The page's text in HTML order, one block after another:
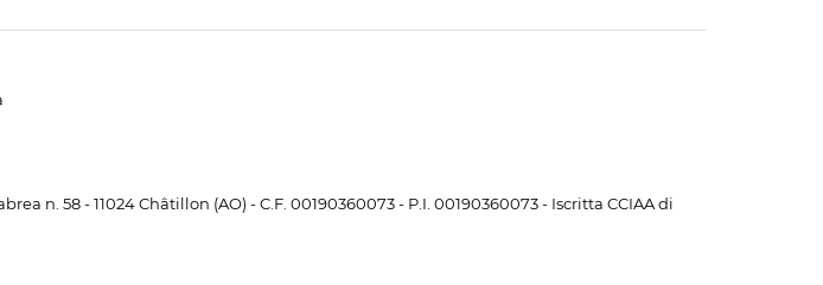
n. 58 - 11024 Châtillon (AO) - C.F. 00190360073 - P.I. 00190360073 - Iscritta CCIAA di